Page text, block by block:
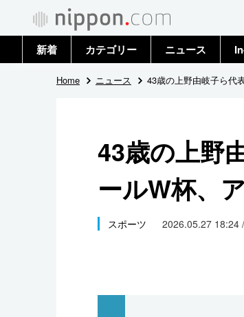
新着 カテゴリー
政治・外交
国際
社会
文化
ニュース
トップ
Home ニュース 43歳の上野由岐子ら代
43歳の上野
ールW杯、
スポーツ 2026.05.27 18:24